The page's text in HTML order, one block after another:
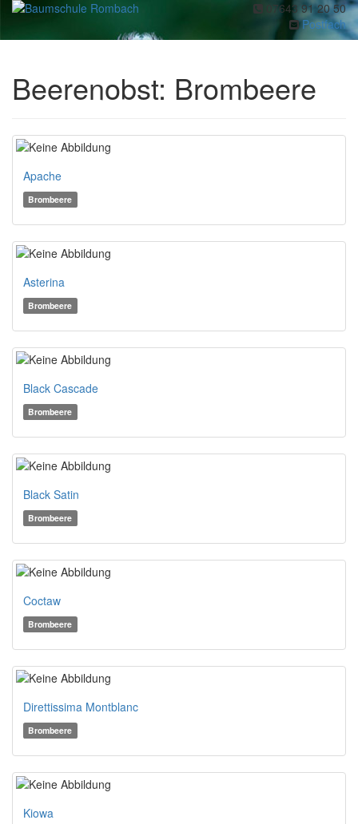
07643 91 20 50
Postfach
Beerenobst: Brombeere
Apache
Brombeere
Asterina
Brombeere
Black Cascade
Brombeere
Black Satin
Brombeere
Coctaw
Brombeere
Direttissima Montblanc
Brombeere
Kiowa